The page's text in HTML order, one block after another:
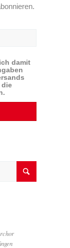
damit
die